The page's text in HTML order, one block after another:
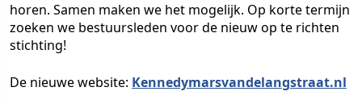
horen. Samen maken we het mogelijk. Op korte termijn
zoeken we bestuursleden voor de nieuw op te richten
stichting!
De nieuwe website: Kennedymarsvandelangstraat.nl